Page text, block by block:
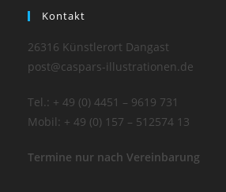
Kontakt
26316 Künstlerort Dangast
post@caspars-illustrationen.de
Tel.: + 49 (0) 4451 – 9619 731
Mobil: + 49 (0) 157 – 512574 13
Termine nur nach Vereinbarung